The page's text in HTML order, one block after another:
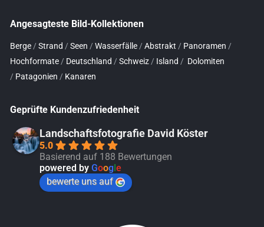
Angesagteste Bild-Kollektionen
Berge/ Strand / Seen / Wasserfälle/ Abstrakt / Panoramen /
Hochformate/ Deutschland / Schweiz/ Island / Dolomiten
/ Patagonien / Kanaren
Geprüfte Kundenzufriedenheit
Landschaftsfotografie David Köster
5.0
Basierend auf 188 Bewertungen
powered by Goog e
bewerte uns auf